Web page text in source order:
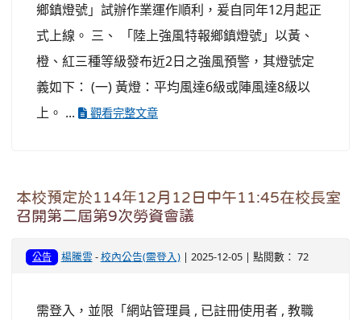
鄉鎮燈號」試辦作業運作順利，爰自同年12月起正
式上線。 三、 「陸上強風特報鄉鎮燈號」以黃、
橙、紅三種等級發布近2日之強風預警，其燈號定
義如下： (一) 黃燈：平均風達6級或陣風達8級以
上。 ...
觀看完整文章
本校預定於114年12月12日中午11:45在校長室
召開第二屆第9次勞資會議
公告 楊騰雲 -校內公告(需登入)| 2025-12-05 | 點閱數： 72
需登入，並限「網站管理員 , 已註冊使用者 , 教職